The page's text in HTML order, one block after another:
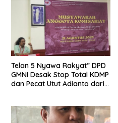
Telan 5 Nyawa Rakyat” DPD
GMNI Desak Stop Total KDMP
dan Pecat Utut Adianto dari